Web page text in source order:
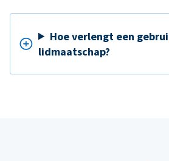
Hoe verlengt een
lidmaatschap?